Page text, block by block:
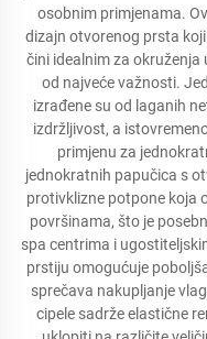
osobnim primjenama.
dizajn otvorenog prsta
čini idealnim za
od najveće važnosti.
izrađene su od laganih
izdržljivost, a
primjenu za
jednokratnih papučica s
protivklizne potpone koja
površinama, što je
spa centrima i
prstiju omogućuje
sprečava nakupljanje
cipele sadrže elastične